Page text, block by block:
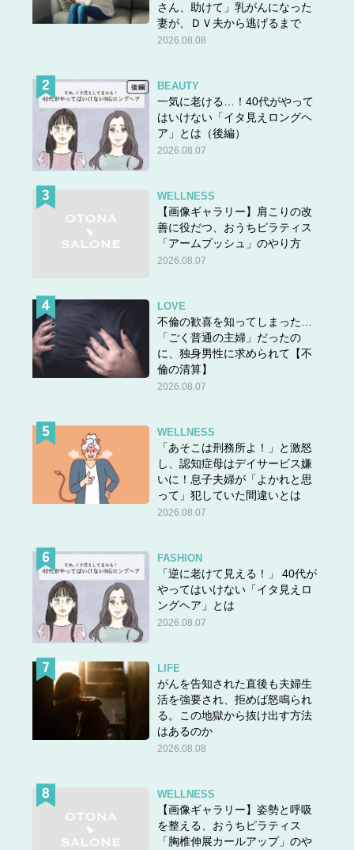
さん、助けて」乳がんになった
妻が、ＤＶ夫から逃げるまで
2026.08.08
BEAUTY
一気に老ける…！40代がやって
はいけない「イタ見えロングヘ
ア」とは（後編）
2026.08.07
WELLNESS
【画像ギャラリー】肩こりの改
善に役だつ、おうちピラティス
「アームプッシュ」のやり方
2026.08.07
LOVE
不倫の歓喜を知ってしまった…
「ごく普通の主婦」だったの
に、独身男性に求められて【不
倫の清算】
2026.08.07
WELLNESS
「あそこは刑務所よ！」と激怒
し、認知症母はデイサービス嫌
いに！息子夫婦が「よかれと思
って」犯していた間違いとは
2026.08.07
FASHION
「逆に老けて見える！」 40代が
やってはいけない「イタ見えロ
ングヘア」とは
2026.08.07
LIFE
がんを告知された直後も夫婦生
活を強要され、拒めば怒鳴られ
る。この地獄から抜け出す方法
はあるのか
2026.08.08
WELLNESS
【画像ギャラリー】姿勢と呼吸
を整える、おうちピラティス
「胸椎伸展カールアップ」のや